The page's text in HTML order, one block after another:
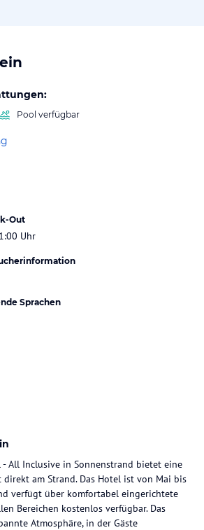
Pool verfügbar
Out
Uhr
Sprachen
- All Inclusive in Sonnenstrand bietet eine
am Strand. Das Hotel ist von Mai bis
verfügt über komfortabel eingerichtete
Bereichen kostenlos verfügbar. Das
Atmosphäre, in der Gäste